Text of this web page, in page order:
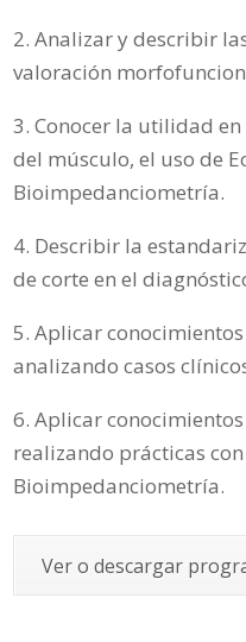
2. Analizar y describir
valoración
3. Conocer la utilidad
del músculo, el uso de
Bioimpedanciometría.
4. Describir la
de corte en el
5. Aplicar
analizando casos
6. Aplicar
realizando prácticas
Bioimpedanciometría.
Ver o descargar